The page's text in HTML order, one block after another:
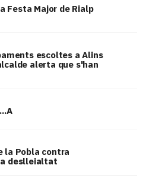
Festa Major de Rialp
escoltes a Alins
alerta que s'han
la Pobla contra
deslleialtat